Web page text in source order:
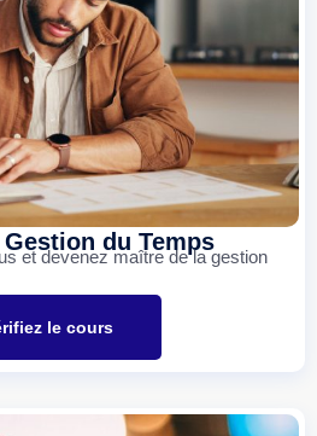
du Temps
et devenez maître de la gestion
le cours